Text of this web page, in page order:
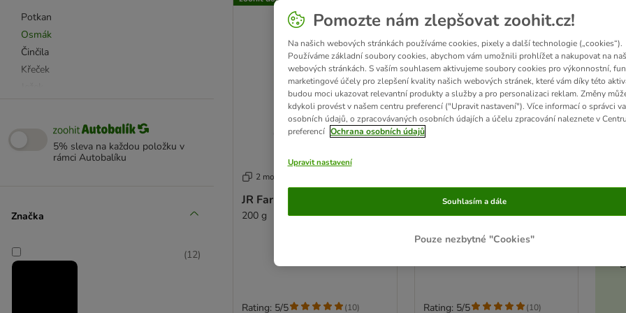
Potkan
Osmák
Činčila
Křeček
Bunny
Burgess Excel
Totally Ferret
Vitakraft
5% sleva na každou položku v
rámci Autobalíku
Značka
(12)
2 možností
JR Farm polní bylinky
200 g
Rating: 5/5 (10)
JR Farm polní bylinky
2 x 200 g
Rating: 5/5 (10)
Pomozte nám zlepšovat zoohit.cz!
Na našich webových stránkách používáme cookies, pixely a další technologie („cookies“).
Používáme základní soubory cookies, abychom vám umožnili prohlížet a nakupovat na
webových stránkách. S vaším souhlasem aktivujeme soubory cookies pro výkonnostní,
marketingové účely pro zlepšení kvality našich webových stránek, které vám díky této
budou moci ukazovat relevantní produkty a služby a pro personalizaci reklam. Změny
kdykoli provést v našem centru preferencí ("Upravit nastavení"). Více informací o správci
osobních údajů, o zpracovávaných osobních údajích a účelu zpracování naleznete v
preferencí Ochrana osobních údajů
Upravit nastavení
Pouze nezbytné "Cookies"
Souhlasím a dále